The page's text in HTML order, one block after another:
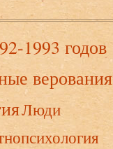
1993 годов
верования
Люди